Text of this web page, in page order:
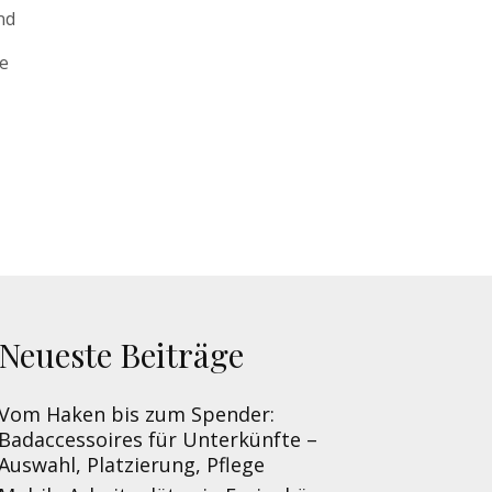
Neueste Beiträge
Haken bis zum Spender:
Badaccessoires für Unterkünfte –
Platzierung, Pflege